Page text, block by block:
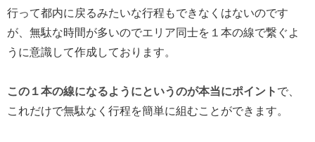
行って都内に戻るみたいな行程もできなくはないのです
が、無駄な時間が多いのでエリア同士を１本の線で繋ぐよ
うに意識して作成しております。
この１本の線になるようにというのが本当にポイント で、
これだけで無駄なく行程を簡単に組むことができます。